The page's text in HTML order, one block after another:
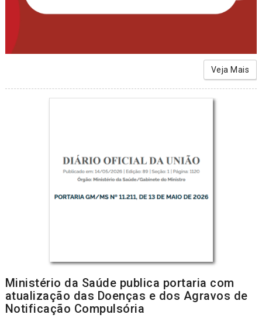
Veja Mais
Ministério da Saúde publica portaria com
atualização das Doenças e dos Agravos de
Notificação Compulsória